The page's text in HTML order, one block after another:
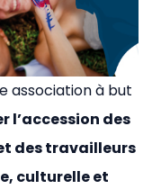
association à but
l’accession des
des travailleurs
culturelle et